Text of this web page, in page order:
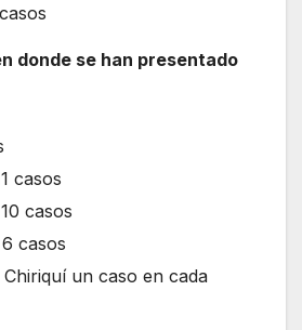
donde se han presentado
casos
casos
casos
Chiriquí un caso en cada